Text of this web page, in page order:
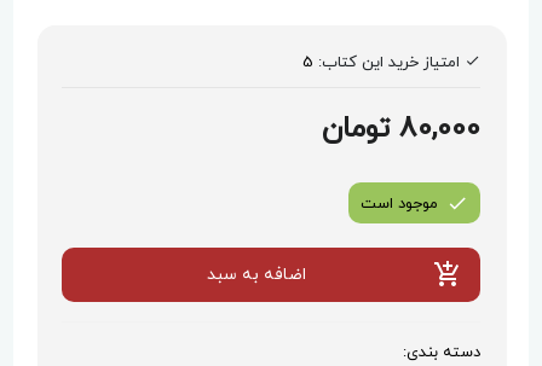
امتیاز خرید این کتاب: 5
80,000 تومان
موجود است
اضافه به سبد
دسته بندی: